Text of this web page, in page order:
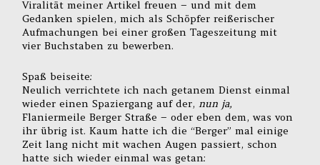
Viralität meiner Artikel freuen – und mit dem
Gedanken spielen, mich als Schöpfer reißerischer
Aufmachungen bei einer großen Tageszeitung mit
vier Buchstaben zu bewerben.
Spaß beiseite:
Neulich verrichtete ich nach getanem Dienst einmal
wieder einen Spaziergang auf der,nun ja,
Flaniermeile Berger Straße – oder eben dem, was von
ihr übrig ist. Kaum hatte ich die “Berger” mal einige
Zeit lang nicht mit wachen Augen passiert, schon
hatte sich wieder einmal was getan: